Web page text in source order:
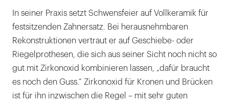
In seiner Praxis setzt Schwensfeier auf Vollkeramik für
festsitzenden Zahnersatz. Bei herausnehmbaren
Rekonstruktionen vertraut er auf Geschiebe- oder
Riegelprothesen, die sich aus seiner Sicht noch nicht so
gut mit Zirkonoxid kombinieren lassen, „dafür braucht
es noch den Guss.“ Zirkonoxid für Kronen und Brücken
ist für ihn inzwischen die Regel – mit sehr guten